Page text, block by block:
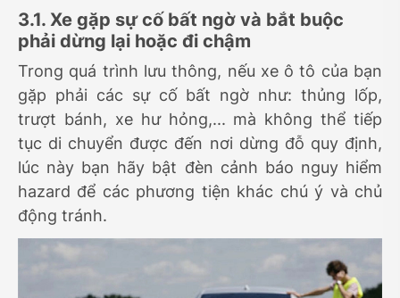
3.1. Xe gặp sự cố bất ngờ và bắt buộc
phải dừng lại hoặc đi chậm
Trong quá trình lưu thông, nếu xe ô tô của bạn
gặp phải các sự cố bất ngờ như: thủng lốp,
trượt bánh, xe hư hỏng,... mà không thể tiếp
tục di chuyển được đến nơi dừng đỗ quy định,
lúc này bạn hãy bật đèn cảnh báo nguy hiểm
hazard để các phương tiện khác chú ý và chủ
động tránh.